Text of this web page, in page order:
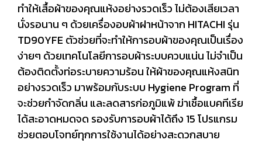
ทำให้เสื้อผ้าของคุณแห้งอย่างรวดเร็ว ไม่ต้องเสียเวลา
นั่งรอนาน ๆ ด้วยเครื่องอบผ้าฝาหน้าจาก HITACHI รุ่น
TD90YFE ตัวช่วยที่จะทำให้การอบผ้าของคุณเป็นเรื่อง
ง่ายๆ ด้วยเทคโนโลยีการอบผ้าระบบควบแน่น ไม่จำเป็น
ต้องติดตั้งท่อระบายความร้อน ให้ผ้าของคุณแห้งสนิท
อย่างรวดเร็ว มาพร้อมกับระบบ Hygiene Program ที่
จะช่วยกำจัดกลิ่น และลดสารก่อภูมิแพ้ ฆ่าเชื้อแบคทีเรีย
ได้สะอาดหมดจด รองรับการอบผ้าได้ถึง 15 โปรแกรม
ช่วยตอบโจทย์ทุกการใช้งานได้อย่างสะดวกสบาย